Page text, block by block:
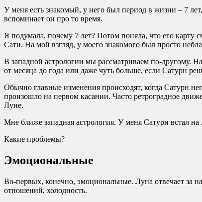
У меня есть знакомый, у него был период в жизни – 7
вспоминает он про то время.
Я подумала, почему 7 лет? Потом поняла, что его карту
Сати. На мой взгляд, у моего знакомого был просто
В западной астрологии мы рассматриваем по-другому.
от месяца до года или даже чуть больше, если Сатурн
Обычно главные изменения происходят, когда Сатурн
произошло на первом касании. Часто ретроградное
Луне.
Мне ближе западная астрология. У меня Сатурн встал
Какие проблемы?
Эмоциональные
Во-первых, конечно, эмоциональные. Луна отвечает за
отношений, холодность.